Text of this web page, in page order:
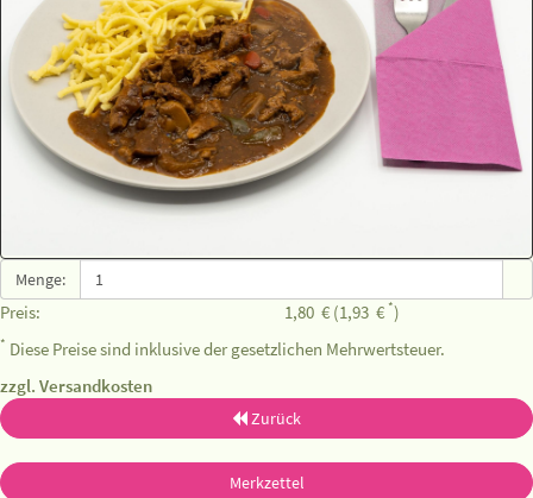
Menge:
Preis: 1,80 € (1,93 € *)
* Diese Preise sind inklusive der gesetzlichen Mehrwertsteuer.
zzgl. Versandkosten
Zurück
Merkzettel